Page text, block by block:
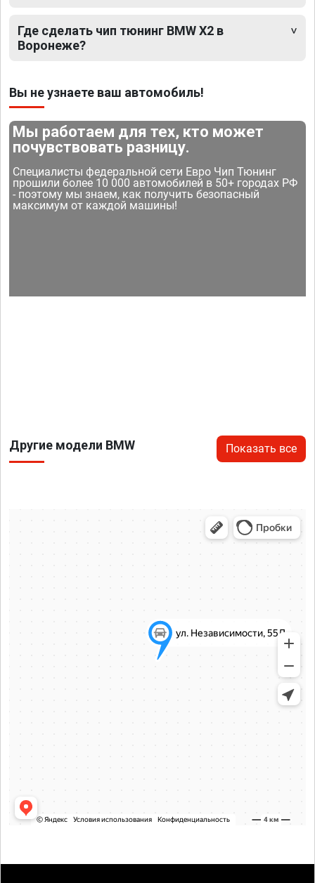
Где сделать чип тюнинг BMW X2 в
Воронеже?
Вы не узнаете ваш автомобиль!
Мы работаем для тех, кто может
почувствовать разницу.
Специалисты федеральной сети Евро Чип Тюнинг
прошили более 10 000 автомобилей в 50+ городах РФ
- поэтому мы знаем, как получить безопасный
максимум от каждой машины!
Другие модели BMW Показать все